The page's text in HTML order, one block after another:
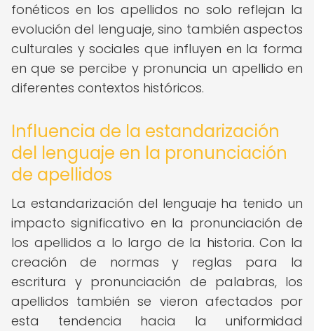
fonéticos en los apellidos no solo reflejan la
evolución del lenguaje, sino también aspectos
culturales y sociales que influyen en la forma
en que se percibe y pronuncia un apellido en
diferentes contextos históricos.
Influencia de la estandarización
del lenguaje en la pronunciación
de apellidos
La estandarización del lenguaje ha tenido un
impacto significativo en la pronunciación de
los apellidos a lo largo de la historia. Con la
creación de normas y reglas para la
escritura y pronunciación de palabras, los
apellidos también se vieron afectados por
esta tendencia hacia la uniformidad